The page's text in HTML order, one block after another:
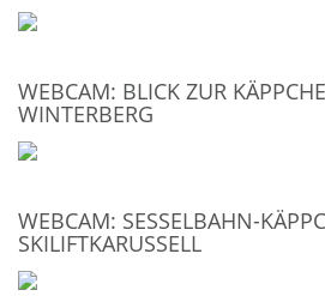
WEBCAM: BLICK ZUR
WINTERBERG
WEBCAM: SESSELBAHN-
SKILIFTKARUSSELL